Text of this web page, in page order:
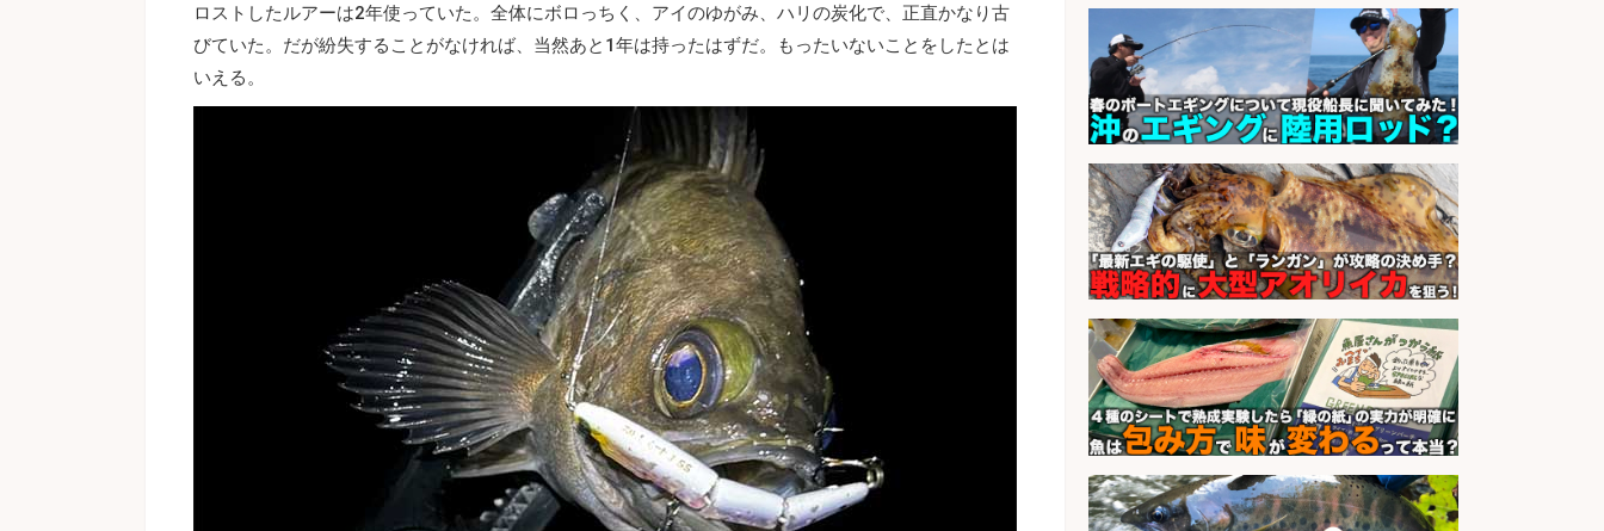
ロストしたルアーは2年使っていた。全体にボロっちく、アイのゆがみ、ハリの炭化で、正直かなり古
びていた。だが紛失することがなければ、当然あと1年は持ったはずだ。もったいないことをしたとは
いえる。
さらに求人情報を見る